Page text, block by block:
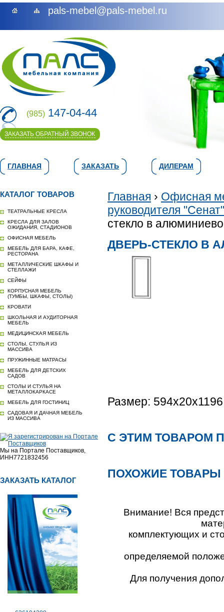
pals-mebel@pals-mebel.ru
(985) 147-04-44
ЗАКАЗАТЬ ОБРАТНЫЙ ЗВОНОК
ГЛАВНАЯ ЗАКАЗАТЬ ДИЛЕРАМ
КАТАЛОГ ТОВАРОВ
ТЕАТРАЛЬНЫЕ КРЕСЛА
КРЕСЛА ДЛЯ ЗАЛОВ
ОЖИДАНИЯ, СТАДИОНОВ
ОФИСНАЯ МЕБЕЛЬ
МЕБЕЛЬ ДЛЯ БАРА, КАФЕ,
РЕСТОРАНА
МЕТАЛЛИЧЕСКИЕ ШКАФЫ И
СТЕЛЛАЖИ
СЕЙФЫ
КОРПУСНАЯ МЕБЕЛЬ
(ТУМБЫ, ШКАФЫ, СТОЛЫ)
КРОВАТИ
ШКОЛЬНАЯ И АУДИТОРНАЯ
МЕБЕЛЬ
МЕДИЦИНСКАЯ МЕБЕЛЬ
СТОЛЫ, СТУЛЬЯ ИЗ
МАССИВА
ПРУЖИННЫЕ МАТРАСЫ
МЕБЕЛЬ ДЛЯ ДЕТСКИХ
САДОВ
СТОЛЫ И СТУЛЬЯ НА
МЕТАЛЛОКАРКАСЕ
МЕБЕЛЬ ДЛЯ ГОСТИНИЦ
САДОВАЯ И ДАЧНАЯ МЕБЕЛЬ
ИЗ МАССИВА
Мы на Портале Поставщиков,
ИНН7721832456
ЗАКАЗАТЬ КАТАЛОГ
Главная › Офисная
руководителя
стекло в
ДВЕРЬ-СТЕКЛО В
Размер:
С ЭТИМ ТОВАРОМ
ПОХОЖИЕ ТОВАРЫ
Внимание! Вся
комплектующих и
определяемой
Для получения